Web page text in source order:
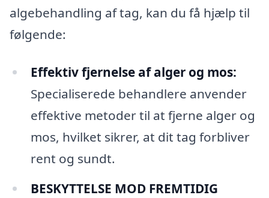
algebehandling af tag, kan du få hjælp til
følgende:
Effektiv fjernelse af alger og mos:
Specialiserede behandlere anvender
effektive metoder til at fjerne alger og
mos, hvilket sikrer, at dit tag forbliver
rent og sundt.
BESKYTTELSE MOD FREMTIDIG